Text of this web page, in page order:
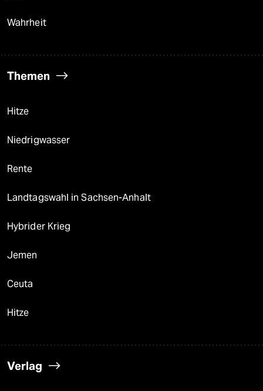
Wahrheit
Themen
Hitze
Niedrigwasser
Rente
Landtagswahl in Sachsen-Anhalt
Hybrider Krieg
Jemen
Ceuta
Hitze
Verlag